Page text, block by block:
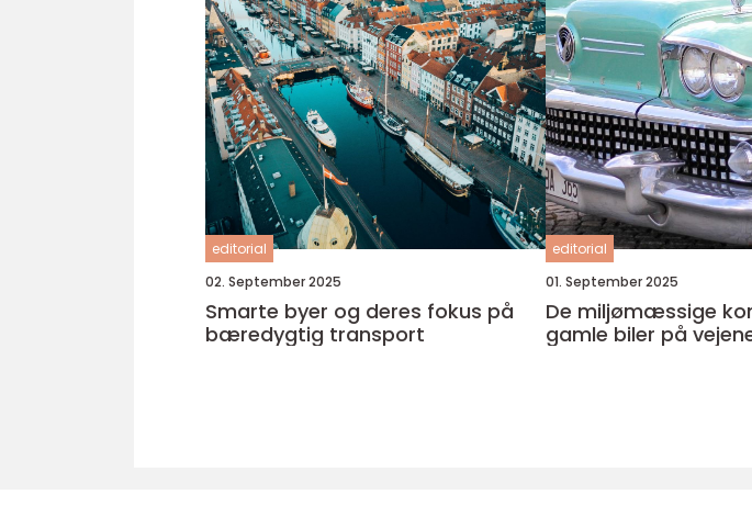
editorial
02. September 2025
Smarte byer og deres fokus på
bæredygtig transport
editorial
01. September 2025
De miljømæssige
gamle biler på